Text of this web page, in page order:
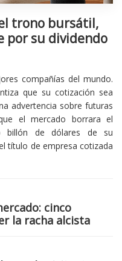
trono bursátil,
por su dividendo
compañías del mundo.
que su cotización sea
advertencia sobre futuras
el mercado borrara el
billón de dólares de su
título de empresa cotizada
cinco
la racha alcista